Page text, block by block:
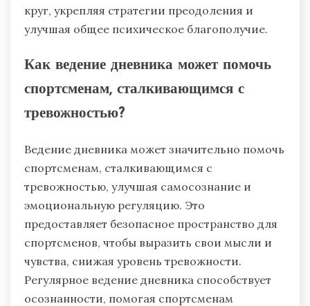
круг, укрепляя стратегии преодоления и
улучшая общее психическое благополучие.
Как ведение дневника может помочь
спортсменам, сталкивающимся с
тревожностью?
Ведение дневника может значительно помочь
спортсменам, сталкивающимся с
тревожностью, улучшая самосознание и
эмоциональную регуляцию. Это
предоставляет безопасное пространство для
спортсменов, чтобы выразить свои мысли и
чувства, снижая уровень тревожности.
Регулярное ведение дневника способствует
осознанности, помогая спортсменам